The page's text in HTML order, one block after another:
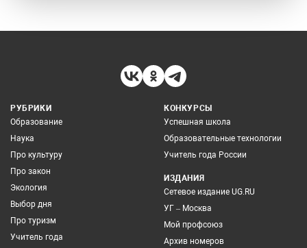
РУБРИКИ
Образование
Наука
Про культуру
Про закон
Экология
Выбор дня
Про туризм
Учитель года
КОНКУРСЫ
Успешная школа
Образовательные технологии
Учитель года России
ИЗДАНИЯ
Сетевое издание UG.RU
УГ – Москва
Мой профсоюз
Архив номеров